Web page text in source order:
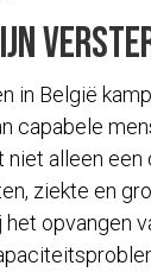
in België
capabele
niet alleen een
ziekte en
opvangen